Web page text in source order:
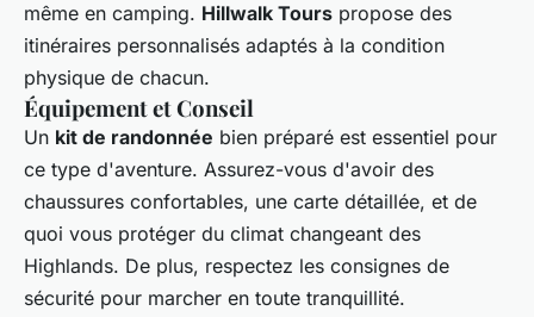
même en camping. Hillwalk Tours propose des
itinéraires personnalisés adaptés à la condition
physique de chacun.
Équipement et Conseil
Un kit de randonnée bien préparé est essentiel pour
ce type d'aventure. Assurez-vous d'avoir des
chaussures confortables, une carte détaillée, et de
quoi vous protéger du climat changeant des
Highlands. De plus, respectez les consignes de
sécurité pour marcher en toute tranquillité.